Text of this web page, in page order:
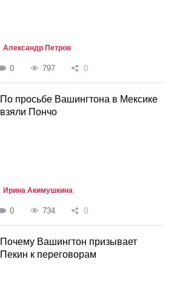
Александр Петров
0 797 0
По просьбе Вашингтона в Мексике
взяли Пончо
Ирина Акимушкина
0 734 0
Почему Вашингтон призывает
Пекин к переговорам